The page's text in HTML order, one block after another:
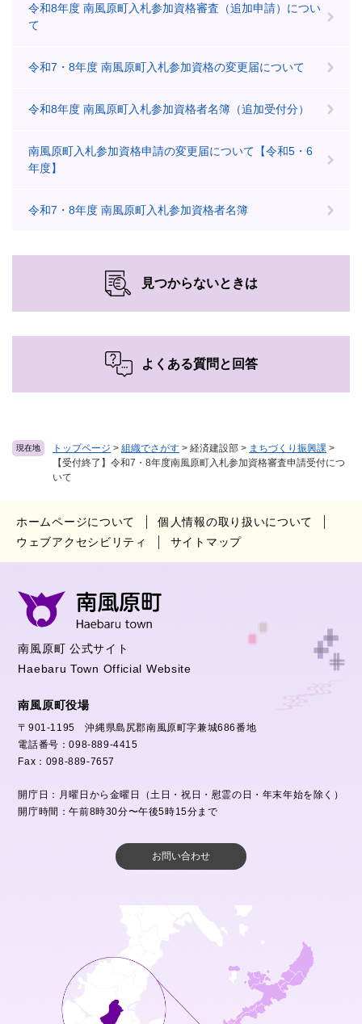
現在地 トップページ > 組織でさがす > 経済建設部 > まちづくり振興課 >
【受付終了】令和7・8年度南風原町入札参加資格審査申請受付につ
いて
令和8年度 南風原町入札参加資格審査（追加申請）につい
て
令和7・8年度 南風原町入札参加資格の変更届について
令和8年度 南風原町入札参加資格者名簿（追加受付分）
南風原町入札参加資格申請の変更届について【令和5・6
年度】
令和7・8年度 南風原町入札参加資格者名簿
見つからないときは
よくある質問と回答
ホームページについて
個人情報の取り扱いについて
ウェブアクセシビリティ
サイトマップ
南風原町 公式サイト
Haebaru Town Official Website
南風原町役場
〒901-1195 沖縄県島尻郡南風原町字兼城686番地
電話番号：098-889-4415
Fax：098-889-7657
開庁日：月曜日から金曜日（土日・祝日・慰霊の日・年末年始を除く）
開庁時間：午前8時30分〜午後5時15分まで
お問い合わせ